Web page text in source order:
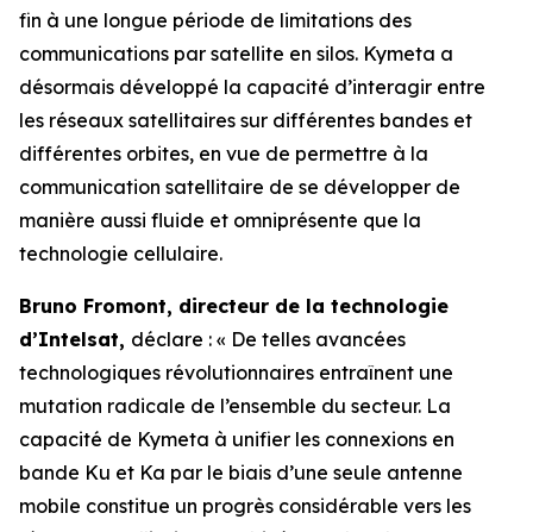
fin à une longue période de limitations des
communications par satellite en silos. Kymeta a
désormais développé la capacité d’interagir entre
les réseaux satellitaires sur différentes bandes et
différentes orbites, en vue de permettre à la
communication satellitaire de se développer de
manière aussi fluide et omniprésente que la
technologie cellulaire.
Bruno Fromont, directeur de la technologie
d’Intelsat, déclare : « De telles avancées
technologiques révolutionnaires entraînent une
mutation radicale de l’ensemble du secteur. La
capacité de Kymeta à unifier les connexions en
bande Ku et Ka par le biais d’une seule antenne
mobile constitue un progrès considérable vers les